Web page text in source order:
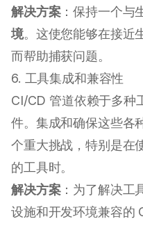
解决方案：保持一个与
境。这使您能够在接近
而帮助捕获问题。
6. 工具集成和兼容性
CI/CD 管道依赖于多种
件。集成和确保这些各
个重大挑战，特别是在
的工具时。
解决方案：为了解决工
设施和开发环境兼容的